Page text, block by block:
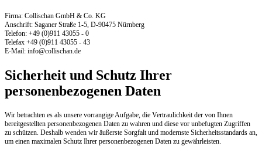
Firma: Collischan GmbH & Co. KG
Anschrift: Saganer Straße 1-5, D-90475 Nürnberg
Telefon: +49 (0)911 43055 - 0
Telefax +49 (0)911 43055 - 43
E-Mail: info@collischan.de
Sicherheit und Schutz Ihrer
personenbezogenen Daten
Wir betrachten es als unsere vorrangige Aufgabe, die Vertraulichkeit der von Ihnen
bereitgestellten personenbezogenen Daten zu wahren und diese vor unbefugten Zugriffen
zu schützen. Deshalb wenden wir äußerste Sorgfalt und modernste Sicherheitsstandards an,
um einen maximalen Schutz Ihrer personenbezogenen Daten zu gewährleisten.